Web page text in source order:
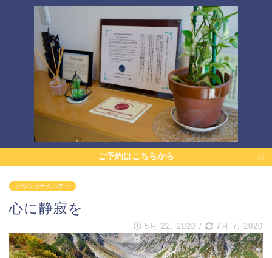
ご予約はこちらから
クリシュナムルティ
心に静寂を
5月 22, 2020 / 7月 7, 2020